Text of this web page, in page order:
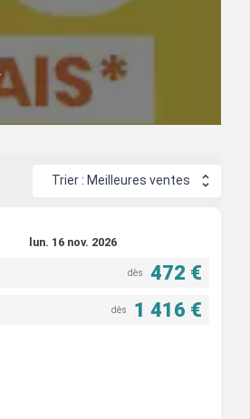
Trier : Meilleures ventes
lun. 16 nov. 2026
dès 472 €
dès 1 416 €